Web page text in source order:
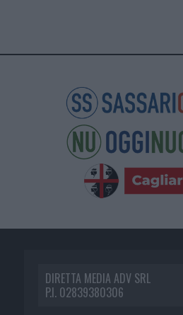
DIRETTA MEDIA ADV SRL
P.I. 02839380306